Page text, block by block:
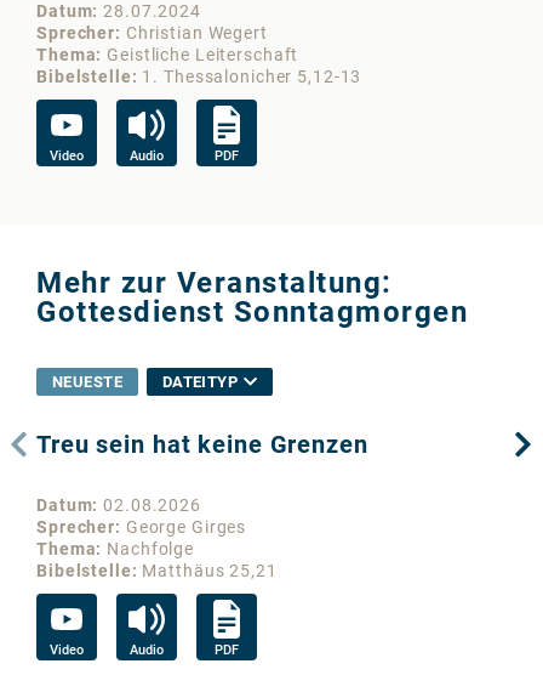
Datum 28.07.2024
Sprecher
Christian Wegert
Thema
Geistliche Leiterschaft
Bibelstelle
1. Thessalonicher 5,12-13
Video Audio PDF
Mehr zur Veranstaltung:
Gottesdienst Sonntagmorgen
NEUESTE DATEITYP
Treu sein hat keine Grenzen
Datum 02.08.2026
Sprecher
George Girges
Thema
Nachfolge
Bibelstelle
Matthäus 25,21
Video Audio PDF